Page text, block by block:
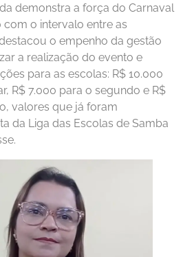
demonstra a força do Carnaval
o intervalo entre as
o empenho da gestão
a realização do evento e
para as escolas: R$ 10.000
R$ 7.000 para o segundo e R$
valores que já foram
da Liga das Escolas de Samba